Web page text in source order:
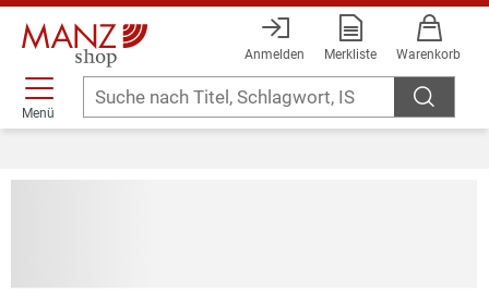
Anmelden Merkliste Warenkorb
Menü